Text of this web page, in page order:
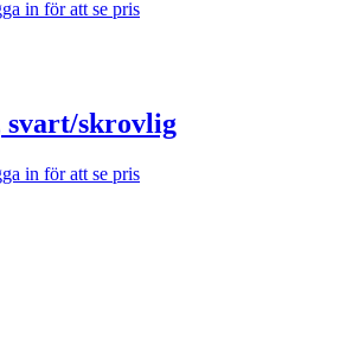
in för att se pris
svart/skrovlig
in för att se pris